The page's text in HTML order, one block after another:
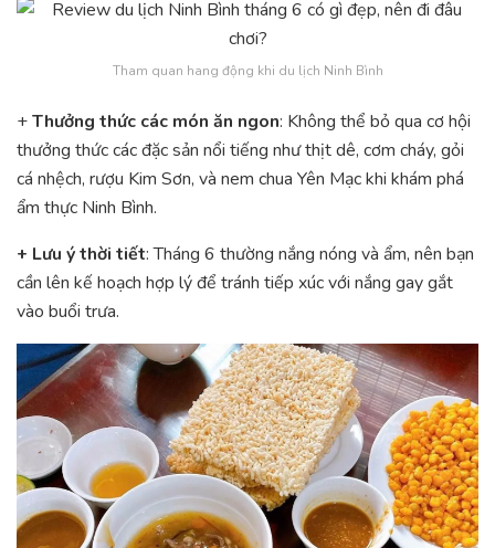
Tham quan hang động khi du lịch Ninh Bình
+Thưởng thức các món ăn ngon: Không thể bỏ qua cơ hội
thưởng thức các đặc sản nổi tiếng như thịt dê, cơm cháy, gỏi
cá nhệch, rượu Kim Sơn, và nem chua Yên Mạc khi khám phá
ẩm thực Ninh Bình.
+ Lưu ý thời tiết: Tháng 6 thường nắng nóng và ẩm, nên bạn
cần lên kế hoạch hợp lý để tránh tiếp xúc với nắng gay gắt
vào buổi trưa.